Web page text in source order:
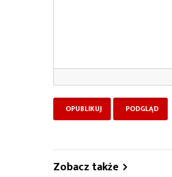
Zobacz także